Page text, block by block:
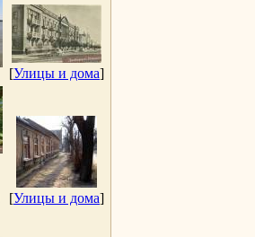
[Улицы и дома]
[Улицы и дома]